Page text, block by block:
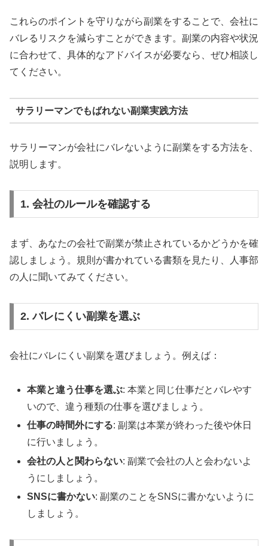
これらのポイントを守りながら副業をすることで、会社に
バレるリスクを減らすことができます。副業の内容や状況
に合わせて、具体的なアドバイスが必要なら、ぜひ相談し
てください。
サラリーマンでもばれない副業実践方法
サラリーマンが会社にバレないように副業をする方法を、
説明します。
1. 会社のルールを確認する
まず、あなたの会社で副業が禁止されているかどうかを確
認しましょう。規則が書かれている書類を見たり、人事部
の人に聞いてみてください。
2. バレにくい副業を選ぶ
会社にバレにくい副業を選びましょう。例えば：
本業と違う仕事を選ぶ: 本業と同じ仕事だとバレやす
いので、違う種類の仕事を選びましょう。
仕事の時間外にする: 副業は本業が終わった後や休日
に行いましょう。
会社の人と関わらない: 副業で会社の人と会わないよ
うにしましょう。
SNSに書かない: 副業のことをSNSに書かないように
しましょう。